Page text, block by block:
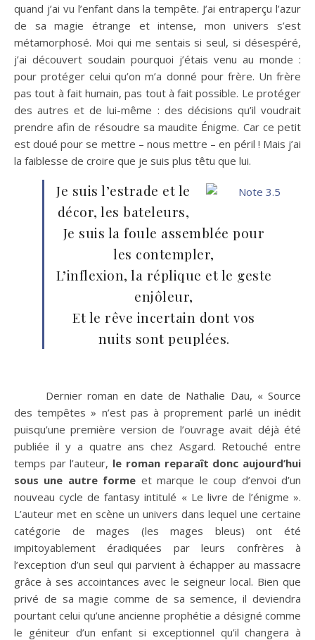
quand j’ai vu l’enfant dans la tempête. J’ai entraperçu l’azur
de sa magie étrange et intense, mon univers s’est
métamorphosé. Moi qui me sentais si seul, si désespéré,
j’ai découvert soudain pourquoi j’étais venu au monde :
pour protéger celui qu’on m’a donné pour frère. Un frère
pas tout à fait humain, pas tout à fait possible. Le protéger
des autres et de lui-même : des décisions qu’il voudrait
prendre afin de résoudre sa maudite Énigme. Car ce petit
est doué pour se mettre – nous mettre – en péril ! Mais j’ai
la faiblesse de croire que je suis plus têtu que lui.
Je suis l’estrade et le
décor, les bateleurs,
Je suis la foule assemblée pour
les contempler,
L’inflexion, la réplique et le geste
enjôleur,
Et le rêve incertain dont vos
nuits sont peuplées.
Dernier roman en date de Nathalie Dau, « Source
des tempêtes » n’est pas à proprement parlé un inédit
puisqu’une première version de l’ouvrage avait déjà été
publiée il y a quatre ans chez Asgard. Retouché entre
temps par l’auteur, le roman reparaît donc aujourd’hui
sous une autre forme et marque le coup d’envoi d’un
nouveau cycle de fantasy intitulé « Le livre de l’énigme ».
L’auteur met en scène un univers dans lequel une certaine
catégorie de mages (les mages bleus) ont été
impitoyablement éradiquées par leurs confrères à
l’exception d’un seul qui parvient à échapper au massacre
grâce à ses accointances avec le seigneur local. Bien que
privé de sa magie comme de sa semence, il deviendra
pourtant celui qu’une ancienne prophétie a désigné comme
le géniteur d’un enfant si exceptionnel qu’il changera à